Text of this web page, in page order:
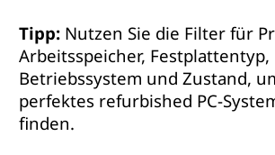
Tipp: Nutzen Sie die Filter für
Arbeitsspeicher, Festplattentyp,
Betriebssystem und Zustand,
perfektes refurbished PC-
finden.